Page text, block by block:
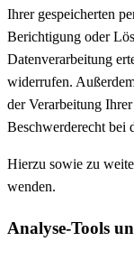
Ihrer gespeicherten
Berichtigung oder
Datenverarbeitung
widerrufen.
der Verarbeitung
Beschwerderecht bei
Hierzu sowie zu
wenden.
Analyse-Tools